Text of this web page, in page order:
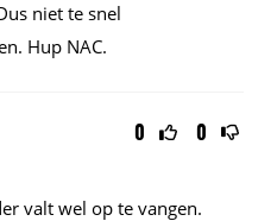
niet te snel
Hup NAC.
0 0
valt wel op te vangen.